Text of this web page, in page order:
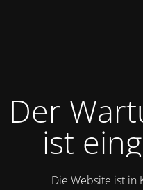
Der
ist
Die Website ist in